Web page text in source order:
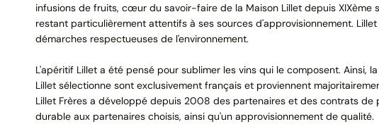
infusions de fruits, cœur du savoir-faire de la Maison Lillet depuis
restant particulièrement attentifs à ses sources d'approvisionnement.
démarches respectueuses de l'environnement.
L'apéritif Lillet a été pensé pour sublimer les vins qui le composent. Ainsi,
Lillet sélectionne sont exclusivement français et proviennent
Lillet Frères a développé depuis 2008 des partenaires et des contrats
durable aux partenaires choisis, ainsi qu'un approvisionnement de qualité.